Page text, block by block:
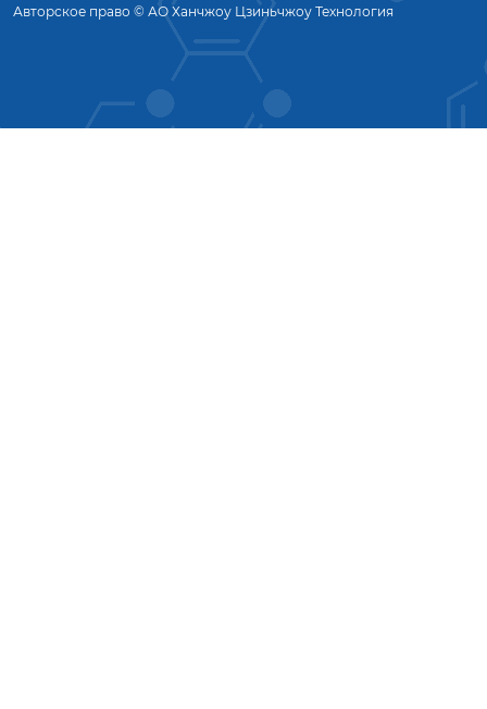
Авторское право © АО Ханчжоу Цзиньчжоу Технология